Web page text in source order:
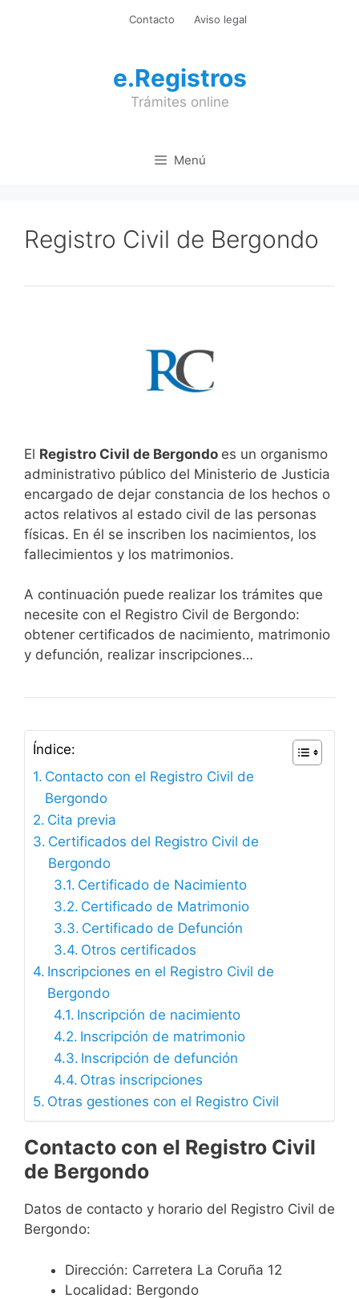
Contacto Aviso legal
e.Registros
Trámites online
Menú
Registro Civil de Bergondo
El Registro Civil de Bergondo es un organismo
administrativo público del Ministerio de Justicia
encargado de dejar constancia de los hechos o
actos relativos al estado civil de las personas
físicas. En él se inscriben los nacimientos, los
fallecimientos y los matrimonios.
A continuación puede realizar los trámites que
necesite con el Registro Civil de Bergondo:
obtener certificados de nacimiento, matrimonio
y defunción, realizar inscripciones…
Índice:
Contacto con el Registro Civil de
Bergondo
Cita previa
Certificados del Registro Civil de
Bergondo
Certificado de Nacimiento
Certificado de Matrimonio
Certificado de Defunción
Otros certificados
Inscripciones en el Registro Civil de
Bergondo
Inscripción de nacimiento
Inscripción de matrimonio
Inscripción de defunción
Otras inscripciones
Otras gestiones con el Registro Civil
Contacto con el Registro Civil
de Bergondo
Datos de contacto y horario del Registro Civil de
Bergondo:
Dirección: Carretera La Coruña 12
Localidad: Bergondo